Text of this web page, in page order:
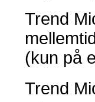
Trend
(kun på
Trend